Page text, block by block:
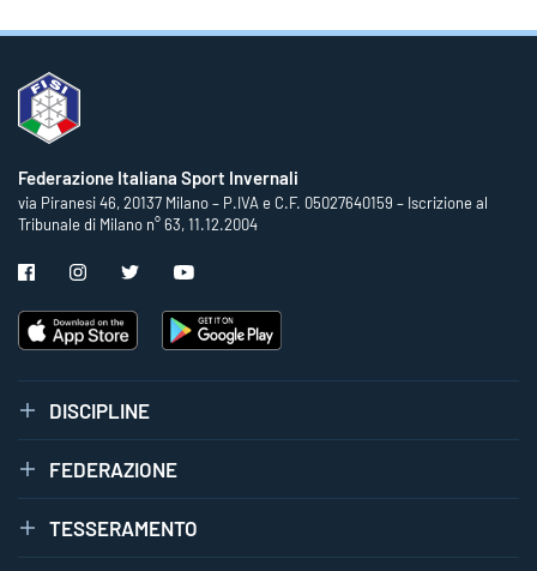
Federazione Italiana Sport Invernali
via Piranesi 46, 20137 Milano – P.IVA e C.F. 05027640159 – Iscrizione al
Tribunale di Milano n° 63, 11.12.2004
DISCIPLINE
FEDERAZIONE
TESSERAMENTO